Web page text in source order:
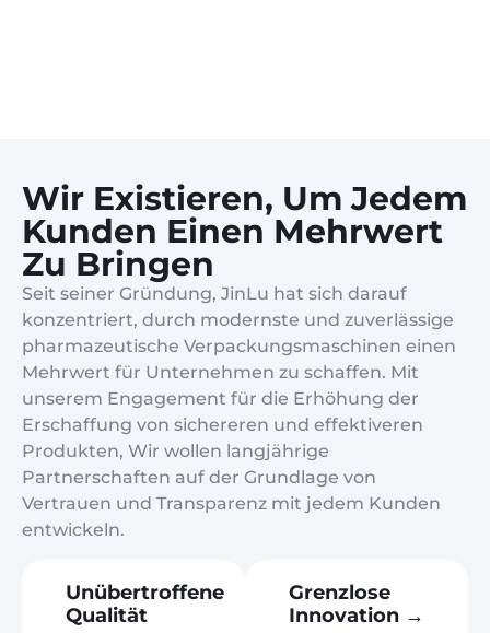
Wir Existieren, Um Jedem
Kunden Einen Mehrwert
Zu Bringen
Seit seiner Gründung, JinLu hat sich darauf
konzentriert, durch modernste und zuverlässige
pharmazeutische Verpackungsmaschinen einen
Mehrwert für Unternehmen zu schaffen. Mit
unserem Engagement für die Erhöhung der
Erschaffung von sichereren und effektiveren
Produkten, Wir wollen langjährige
Partnerschaften auf der Grundlage von
Vertrauen und Transparenz mit jedem Kunden
entwickeln.
Unübertroffene
Qualität
Grenzlose
Innovation →